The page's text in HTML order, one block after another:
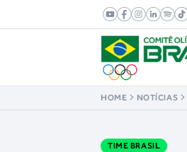
HOME NOTÍCIAS
TIME BRASIL